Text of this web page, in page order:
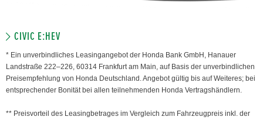
CIVIC E:HEV
* Ein unverbindliches Leasingangebot der Honda Bank GmbH, Hanauer
Landstraße 222–226, 60314 Frankfurt am Main, auf Basis der unverbindlichen
Preisempfehlung von Honda Deutschland. Angebot gültig bis auf Weiteres; bei
entsprechender Bonität bei allen teilnehmenden Honda Vertragshändlern.
** Preisvorteil des Leasingbetrages im Vergleich zum Fahrzeugpreis inkl. der